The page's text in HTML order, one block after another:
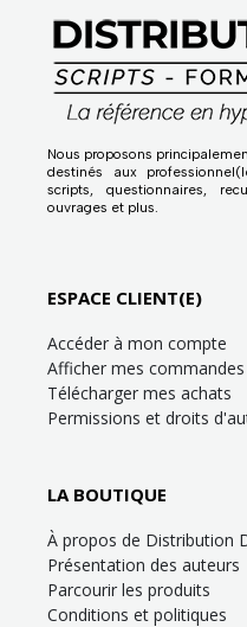
Nous proposons
destinés aux
scripts, questionnaires,
ouvrages et plus.
ESPACE CLIENT(E)
Accéder à mon compte
Afficher mes commandes
Télécharger mes achats
Permissions et droits
LA BOUTIQUE
À propos de Distribution
Présentation des auteurs
Parcourir les produits
Conditions et politiques